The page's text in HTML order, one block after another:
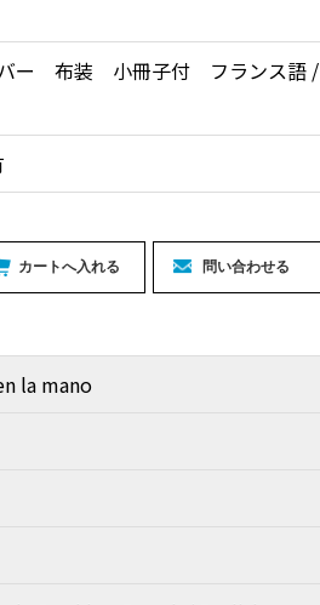
ー 布装 小冊子付 フランス語 /
la mano